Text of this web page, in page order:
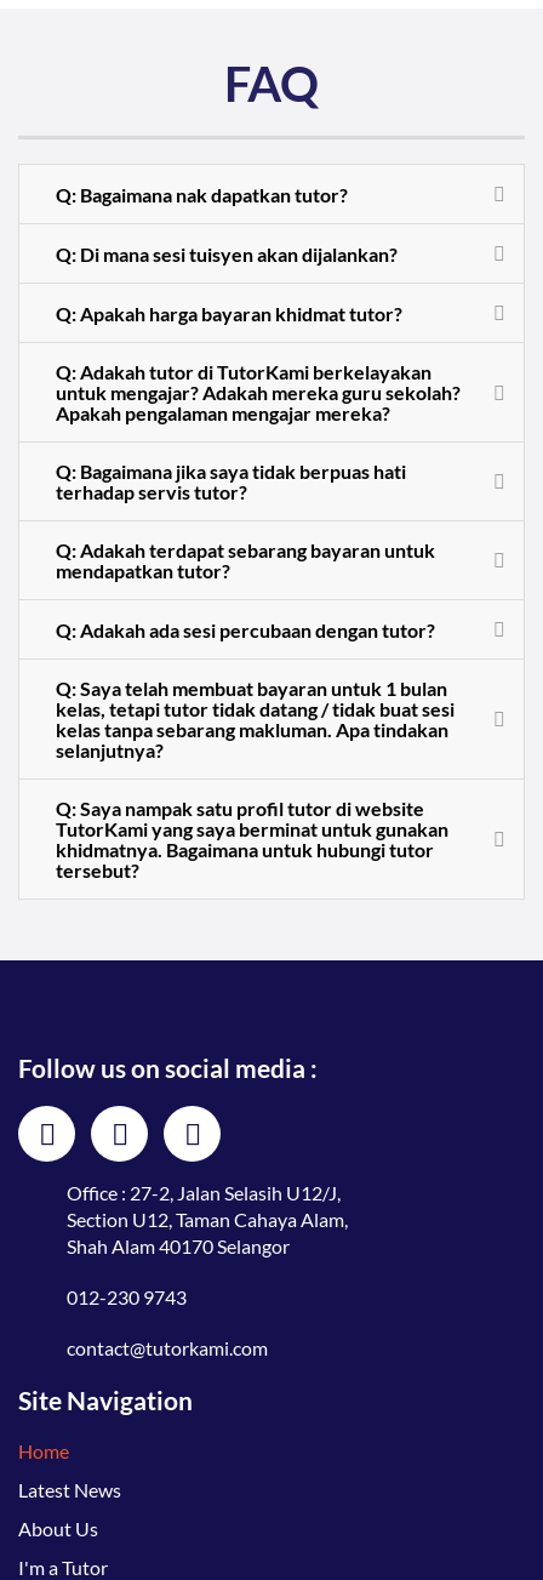
FAQ
Q: Bagaimana nak dapatkan tutor?
Q: Di mana sesi tuisyen akan dijalankan?
Q: Apakah harga bayaran khidmat tutor?
Q: Adakah tutor di TutorKami berkelayakan
untuk mengajar? Adakah mereka guru sekolah?
Apakah pengalaman mengajar mereka?
Q: Bagaimana jika saya tidak berpuas hati
terhadap servis tutor?
Q: Adakah terdapat sebarang bayaran untuk
mendapatkan tutor?
Q: Adakah ada sesi percubaan dengan tutor?
Q: Saya telah membuat bayaran untuk 1 bulan
kelas, tetapi tutor tidak datang / tidak buat sesi
kelas tanpa sebarang makluman. Apa tindakan
selanjutnya?
Q: Saya nampak satu profil tutor di website
TutorKami yang saya berminat untuk gunakan
khidmatnya. Bagaimana untuk hubungi tutor
tersebut?
Follow us on social media :
Office : 27-2, Jalan Selasih U12/J,
Section U12, Taman Cahaya Alam,
Shah Alam 40170 Selangor
012-230 9743
contact@tutorkami.com
Site Navigation
Home
Latest News
About Us
I'm a Tutor